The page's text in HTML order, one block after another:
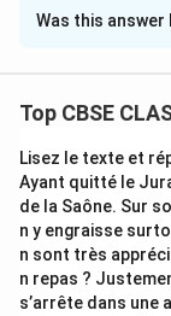
Step 1:
courage et de
Step 2:
We require an
quality or
courage.
• dévouement
Was this answer
Top CBSE
Lisez le texte et
Ayant quitté le
de la Saône. Sur
n y engraisse
n sont très
n repas ?
s’arrête dans une